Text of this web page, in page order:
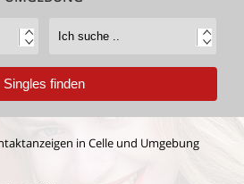
in Celle und Umgebung